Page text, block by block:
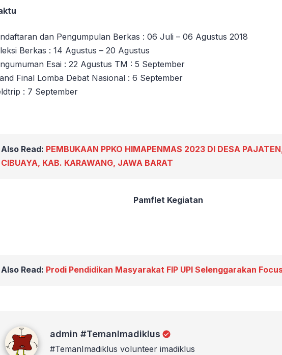
dan Pengumpulan Berkas : 06 Juli – 06 Agustus 2018
Berkas : 14 Agustus – 20 Agustus
Esai : 22 Agustus TM : 5 September
Final Lomba Debat Nasional : 6 September
: 7 September
Also Read: PEMBUKAAN PPKO HIMAPENMAS 2023 DI DESA
CIBUAYA, KAB. KARAWANG, JAWA BARAT
Pamflet Kegiatan
Also Read: Prodi Pendidikan Masyarakat FIP UPI Selenggarakan
admin #TemanImadiklus
#TemanImadiklus volunteer imadiklus